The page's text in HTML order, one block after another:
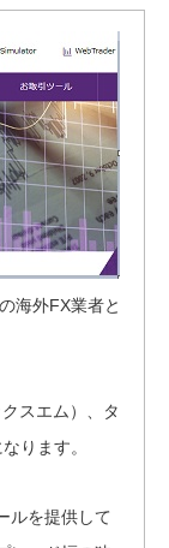
海外FX業者と
スエム）、タ
ります。
ルを提供して